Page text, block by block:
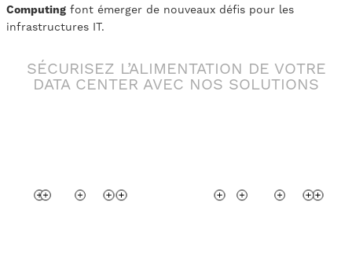
Computing font émerger de nouveaux défis pour les
infrastructures IT.
SÉCURISEZ L’ALIMENTATION DE VOTRE
DATA CENTER AVEC NOS SOLUTIONS